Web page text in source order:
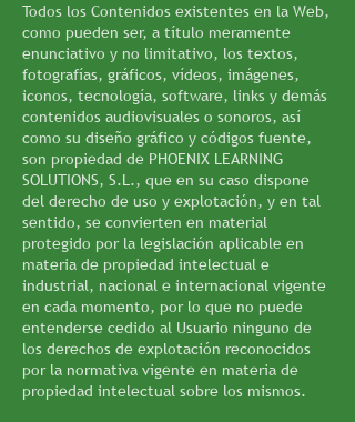
Todos los Contenidos existentes en la Web,
como pueden ser, a título meramente
enunciativo y no limitativo, los textos,
fotografías, gráficos, vídeos, imágenes,
iconos, tecnología, software, links y demás
contenidos audiovisuales o sonoros, así
como su diseño gráfico y códigos fuente,
son propiedad de PHOENIX LEARNING
SOLUTIONS, S.L., que en su caso dispone
del derecho de uso y explotación, y en tal
sentido, se convierten en material
protegido por la legislación aplicable en
materia de propiedad intelectual e
industrial, nacional e internacional vigente
en cada momento, por lo que no puede
entenderse cedido al Usuario ninguno de
los derechos de explotación reconocidos
por la normativa vigente en materia de
propiedad intelectual sobre los mismos.